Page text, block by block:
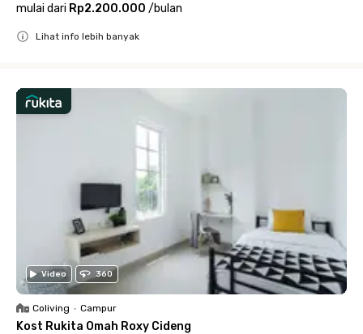
mulai dari Rp2.200.000 /bulan
Lihat info lebih banyak
Video 360
Coliving • Campur
Kost Rukita Omah Roxy Cideng